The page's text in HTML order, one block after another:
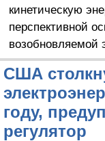
кинетическую
перспективной
возобновляемой
США
году,
регулятор